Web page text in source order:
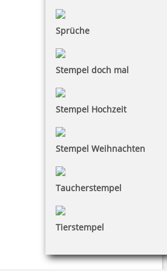
Sprüche
Stempel doch mal
Stempel Hochzeit
Stempel Weihnachten
Taucherstempel
Tierstempel